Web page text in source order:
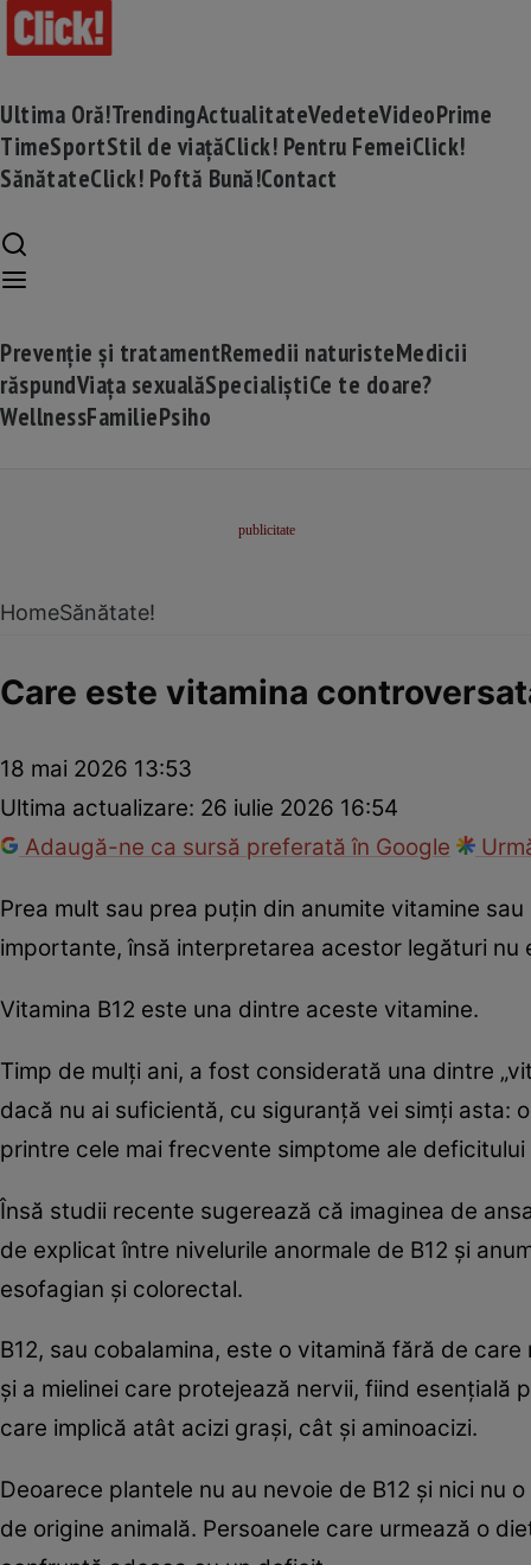
Ultima Oră!TrendingActualitateVedeteVideoPrime
TimeSportStil de viațăClick! Pentru FemeiClick!
SănătateClick! Poftă Bună!Contact
Prevenție și tratamentRemedii naturisteMedicii
răspundViața sexualăSpecialiștiCe te doare?
WellnessFamiliePsiho
HomeSănătate!
Care este vitamina
18 mai 2026 13:53
Ultima actualizare: 26 iulie 2026 16:54
Adaugă-ne ca sursă preferată în Google
Prea mult sau prea puțin din anumite vitamine
importante, însă interpretarea acestor legături nu
Vitamina B12 este una dintre aceste vitamine.
Timp de mulți ani, a fost considerată una dintre
dacă nu ai suficientă, cu siguranță vei simți asta:
printre cele mai frecvente simptome ale deficitului
Însă studii recente sugerează că imaginea de
de explicat între nivelurile anormale de B12 și
esofagian și colorectal.
B12, sau cobalamina, este o vitamină fără de
și a mielinei care protejează nervii, fiind
care implică atât acizi grași, cât și aminoacizi.
Deoarece plantele nu au nevoie de B12 și nici nu
de origine animală. Persoanele care urmează o